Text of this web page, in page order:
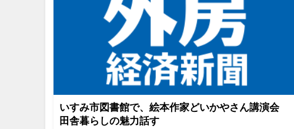
いすみ市図書館で、絵本作家どいかやさん講演会
田舎暮らしの魅力話す